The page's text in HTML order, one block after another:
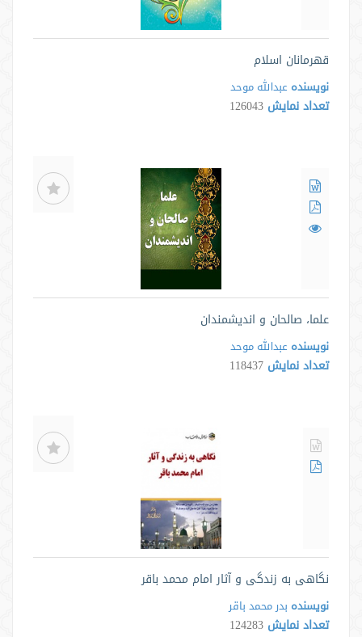
قهرمانان اسلام
نویسنده عبدالله موحد
تعداد نمایش 126043
علما، صالحان و اندیشمندان
نویسنده عبدالله موحد
تعداد نمایش 118437
‫نگاهی به زندگی و آثار امام محمد باقر‬
نویسنده بدر محمد باقر
تعداد نمایش 124283